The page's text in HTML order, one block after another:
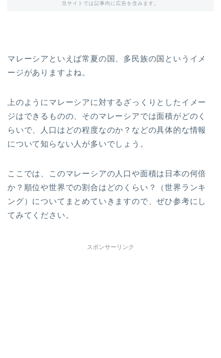
当サイトでは記事内に広告を含みます。
マレーシアといえば常夏の国、多民族の国というイメ
ージがありますよね。
上のようにマレーシアに対するざっくりとしたイメー
ジはできるものの、そのマレーシアでは面積がどのく
らいで、人口はどの程度なのか？などの具体的な情報
について知らない人が多いでしょう。
ここでは、このマレーシアの人口や面積は日本の何倍
か？順位や世界での割合はどのくらい？（世界ランキ
ング）についてまとめていきますので、ぜひ参考にし
てみてください。
スポンサーリンク